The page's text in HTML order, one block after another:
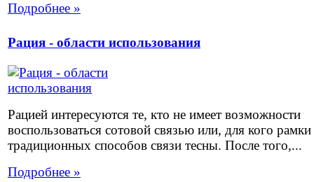
Подробнее »
Рация - области использования
Рацией интересуются те, кто не имеет возможности
воспользоваться сотовой связью или, для кого рамки
традиционных способов связи тесны. После того,...
Подробнее »